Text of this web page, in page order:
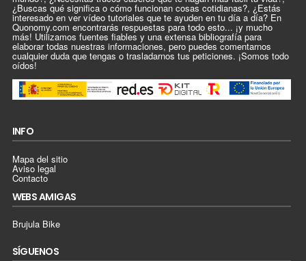
¿Buscas qué significa o cómo funcionan cosas cotidianas?, ¿Estás
interesado en ver vídeo tutoriales que te ayuden en tu día a día? En
Quonomy.com encontrarás respuestas para todo esto... ¡y mucho
más! Utilizamos fuentes fiables y una extensa bibliografía para
elaborar todas nuestras informaciones, pero puedes comentarnos
cualquier duda que tengas o trasladarnos tus peticiones. ¡Somos todo
oídos!
INFO
Mapa del sitio
Aviso legal
Contacto
WEBS AMIGAS
Brujula Bike
SÍGUENOS